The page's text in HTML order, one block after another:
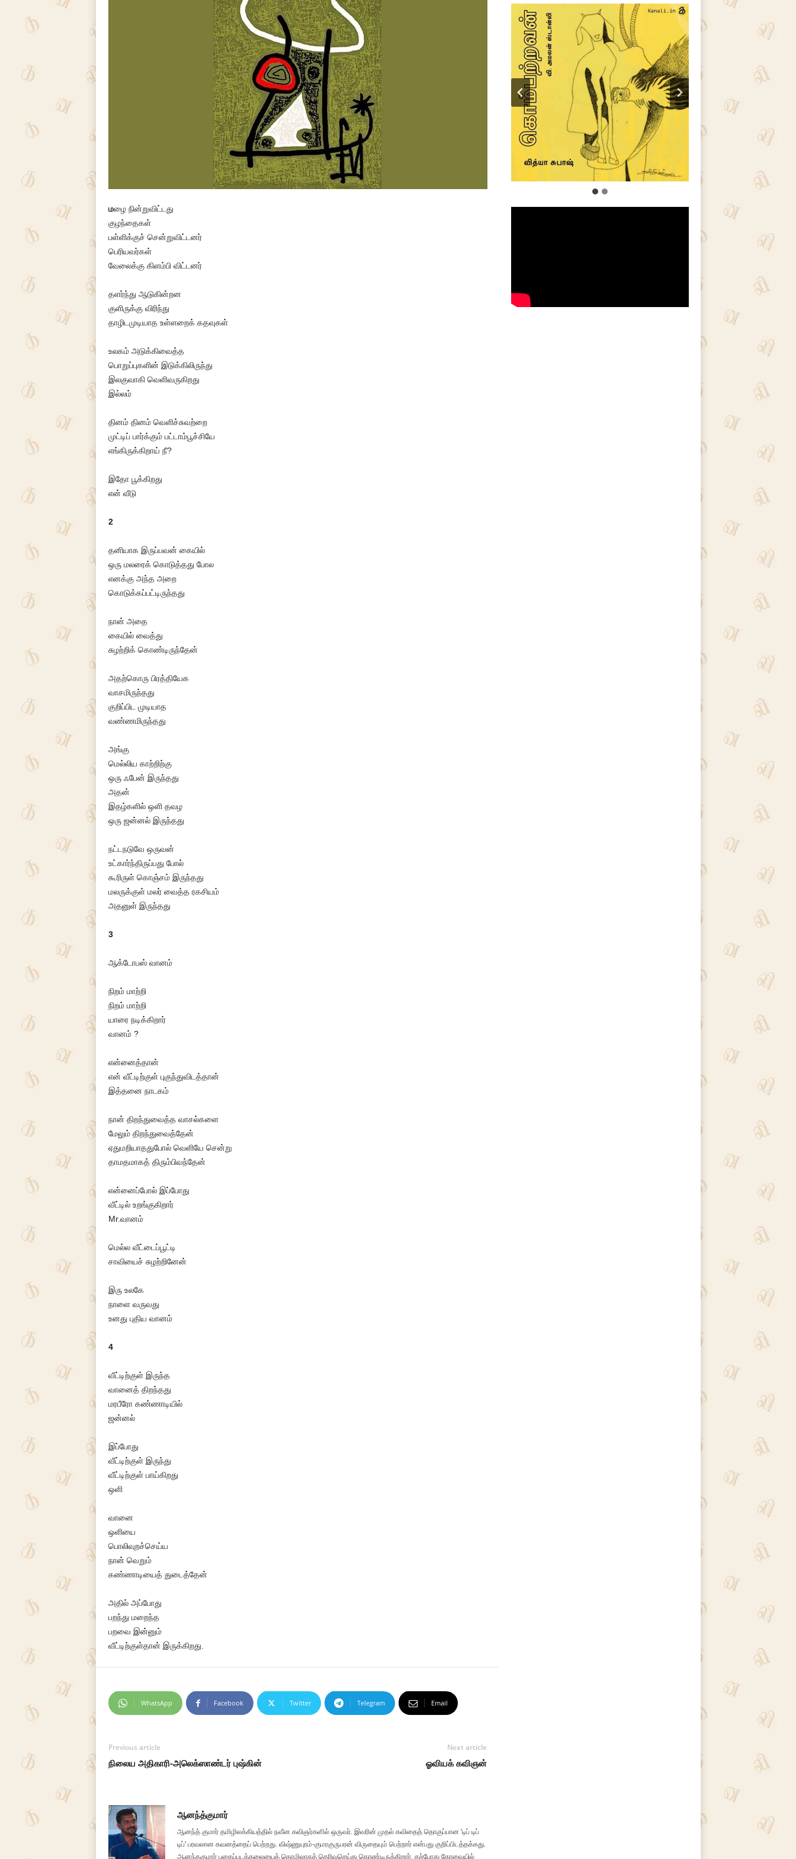
மழை நின்றுவிட்டது
குழந்தைகள்
பள்ளிக்குச் சென்றுவிட்டனர்
பெரியவர்கள்
வேலைக்கு கிளம்பி விட்டனர்
தளர்ந்து ஆடுகின்றன
குளிருக்கு விரிந்து
தாழிடமுடியாத உள்ளறைக் கதவுகள்
உலகம் அடுக்கிவைத்த
பொறுப்புகளின் இடுக்கிலிருந்து
இலகுவாகி வெளிவருகிறது
இல்லம்
தினம் தினம் வெளிச்சுவற்றை
முட்டிப் பார்க்கும் பட்டாம்பூச்சியே
எங்கிருக்கிறாய் நீ?
இதோ பூக்கிறது
என் வீடு
2
தனியாக இருப்பவன் கையில்
ஒரு மலரைக் கொடுத்தது போல
எனக்கு அந்த அறை
கொடுக்கப்பட்டிருந்தது
நான் அதை
கையில் வைத்து
சுழற்றிக் கொண்டிருந்தேன்
அதற்கொரு பிரத்தியேக
வாசமிருந்தது
குறிப்பிட முடியாத
வண்ணமிருந்தது
அங்கு
மெல்லிய காற்றிற்கு
ஒரு ஃபேன் இருந்தது
அதன்
இதழ்களில் ஒளி தவழ
ஒரு ஜன்னல் இருந்தது
நட்டநடுவே ஒருவன்
உட்கார்ந்திருப்பது போல்
கூரிருள் கொஞ்சம் இருந்தது
மலருக்குள் மலர் வைத்த ரகசியம்
அதனுள் இருந்தது
3
ஆக்டோபஸ் வானம்
நிறம் மாற்றி
நிறம் மாற்றி
யாரை நடிக்கிறார்
வானம் ?
என்னைத்தான்
என் வீட்டிற்குள் புகுந்துவிடத்தான்
இத்தனை நாடகம்
நான் திறந்துவைத்த வாசல்களை
மேலும் திறந்துவைத்தேன்
ஏதுமறியாததுபோல் வெளியே சென்று
தாமதமாகத் திரும்பிவந்தேன்
என்னைப்போல் இப்போது
வீட்டில் உறங்குகிறார்
Mr.வானம்
மெல்ல வீட்டைப்பூட்டி
சாவியைச் சுழற்றினேன்
இரு உலகே
நாளை வருவது
உனது புதிய வானம்
4
வீட்டிற்குள் இருந்த
வானைத் திறந்தது
மரபீரோ கண்ணாடியில்
ஜன்னல்
இப்போது
வீட்டிற்குள் இருந்து
வீட்டிற்குள் பாய்கிறது
ஒளி
வானை
ஒளியை
பொலிவுறச்செய்ய
நான் வெறும்
கண்ணாடியைத் துடைத்தேன்
அதில் அப்போது
பறந்து மறைந்த
பறவை இன்னும்
வீட்டிற்குள்தான் இருக்கிறது.
WhatsApp Facebook Twitter Telegram Email
Previous article
நிலைய அதிகாரி-அலெக்ஸாண்டர் புஷ்கின்
Next article
ஓவியக் கவிஞன்
ஆனந்த்குமார்
ஆனந்த் குமார் தமிழிலக்கியத்தில் நவீன கவிஞர்களில் ஒருவர். இவரின் முதல் கவிதைத் தொகுப்பான 'டிப் டிப்
டிப்' பரவலான கவனத்தைப் பெற்றது. விஷ்ணுபுரம்-குமரகுருபரன் விருதையும் பெற்றார் என்பது குறிப்பிடத்தக்கது.
ஆனந்தகுமார் புகைப்படக்கலையைத் தொழிலாகத் தெரிவுசெய்து கொண்டிருக்கிறார். தற்போது கோவையில்